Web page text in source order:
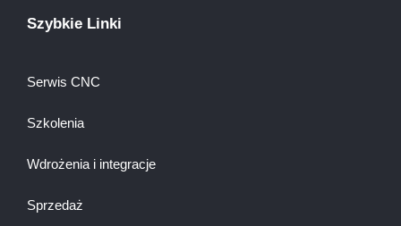
Szybkie Linki
Serwis CNC
Szkolenia
Wdrożenia i integracje
Sprzedaż